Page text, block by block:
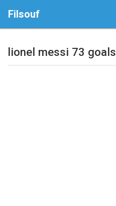
Filsouf
lionel messi 73 goals